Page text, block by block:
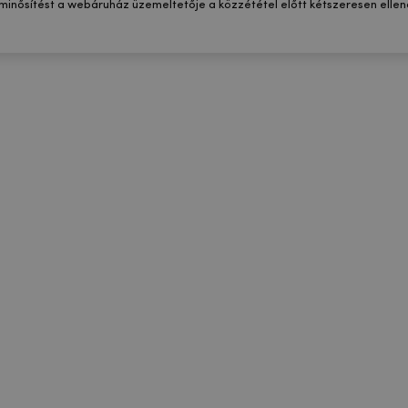
a webáruház üzemeltetője a közzététel előtt kétszeresen